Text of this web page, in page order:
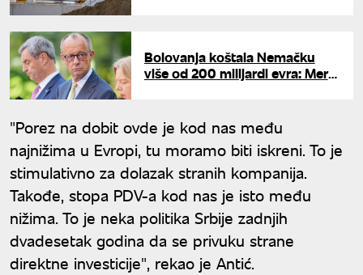
Bolovanja koštala Nemačku
više od 200 milijardi evra: Merc
"Porez na dobit ovde je kod nas među
najnižima u Evropi, tu moramo biti iskreni. To je
stimulativno za dolazak stranih kompanija.
Takođe, stopa PDV-a kod nas je isto među
nižima. To je neka politika Srbije zadnjih
dvadesetak godina da se privuku strane
direktne investicije", rekao je Antić.